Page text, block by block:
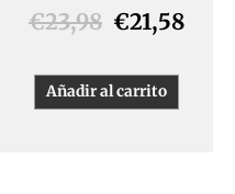
€23,98 €21,58
Añadir al carrito